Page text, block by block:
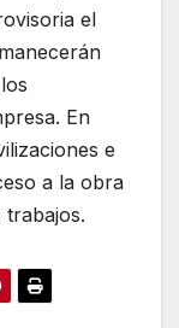
el
En
e
a la obra
trabajos.